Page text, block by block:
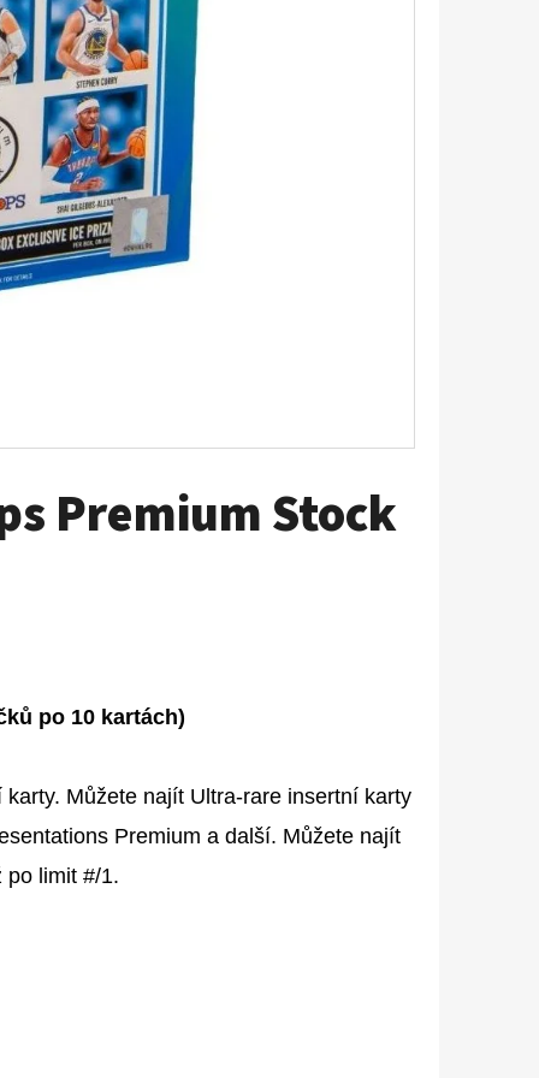
Premium Stock
po 10 kartách)
Můžete najít Ultra-rare insertní karty
Premium a další. Můžete najít
po limit #/1.
- 1 KS